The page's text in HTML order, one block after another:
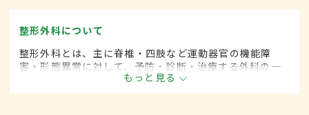
整形外科について
整形外科とは、主に脊椎・四肢など運動器官の機能障
害・形態異常に対して、予防・診断・治療する外科の一
もっと見る